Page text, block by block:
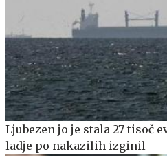
Ljubezen jo je stala 27 tisoč
ladje po nakazilih izginil